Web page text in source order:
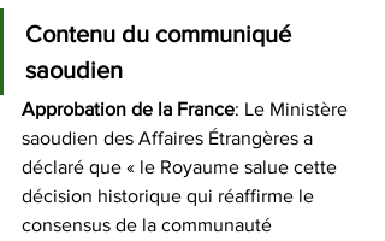
Contenu du communiqué
saoudien
Approbation de la France: Le Ministère
saoudien des Affaires Étrangères a
déclaré que « le Royaume salue cette
décision historique qui réaffirme le
consensus de la communauté